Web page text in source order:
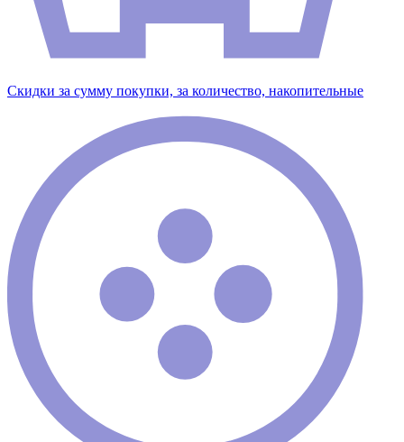
Скидки за сумму покупки, за количество, накопительные